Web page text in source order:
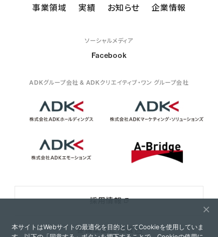
事業領域 実績 お知らせ 企業情報
ソーシャルメディア
Facebook
ADKグループ会社 & ADKクリエイティブ・ワン グループ会社
採用情報
警備業認定標識
本サイトはWebサイトの最適化を目的としてCookieを使用していま